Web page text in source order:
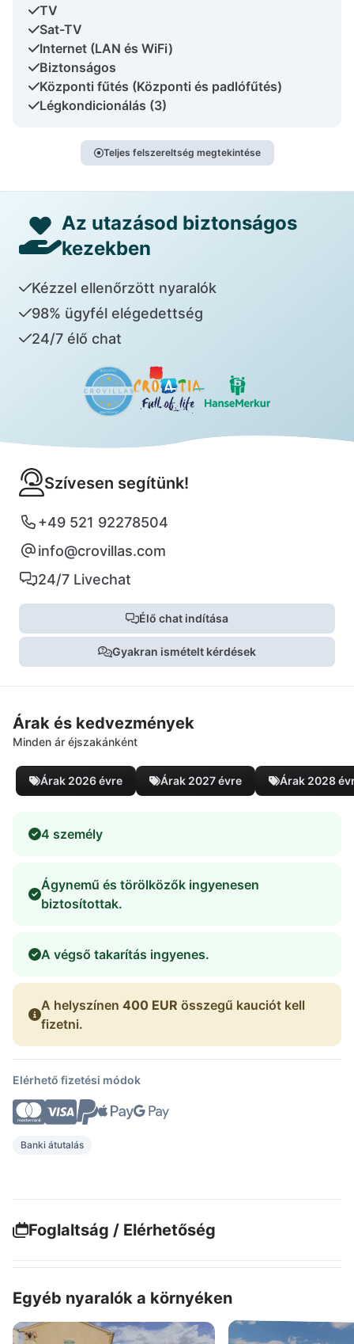
TV
Sat-TV
Internet (LAN és WiFi)
Biztonságos
Központi fűtés (Központi és padlófűtés)
Légkondicionálás (3)
Teljes felszereltség megtekintése
Az utazásod biztonságos
kezekben
Kézzel ellenőrzött nyaralók
98% ügyfél elégedettség
24/7 élő chat
Szívesen segítünk!
+49 521 92278504
info@crovillas.com
24/7 Livechat
Élő chat indítása
Gyakran ismételt kérdések
Árak és kedvezmények
Minden ár éjszakánként
Árak 2026 évre Árak 2027 évre Árak 2028
4 személy
Ágynemű és törölközők ingyenesen
biztosítottak.
A végső takarítás ingyenes.
A helyszínen 400 EUR összegű kauciót kell
fizetni.
Elérhető fizetési módok
Banki átutalás
Foglaltság / Elérhetőség
Egyéb nyaralók a környéken